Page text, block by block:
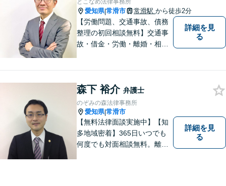
とこなめ法律事務所
愛知県|常滑市 常滑駅 から徒歩2分
【労働問題、交通事故、債務
整理の初回相談無料】交通事
故・借金・労働・離婚・相続
町、東浦町、美浜町、南知多
町などでお困りの方がいまし
たらすぐにご相談ください。
詳細を見
る
森下 裕介 弁護士
のぞみの森法律事務所
愛知県|常滑市
【無料法律面談実施中】【知
多地域密着】365日いつでも
何度でも対面相談無料。離
詳細を見
る